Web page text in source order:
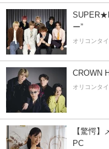
ー”
オリコンタ
CROWN
オリコンタ
【驚愕
PC